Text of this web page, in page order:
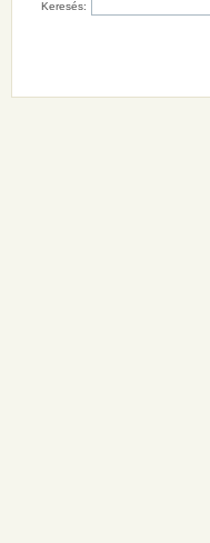
Keresés: